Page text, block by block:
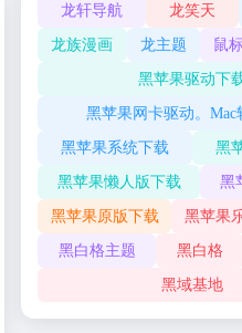
龙轩导航 龙笑天
龙族漫画 龙主题 鼠
黑苹果驱动下
黑苹果网卡驱动。Mac
黑苹果系统下载 黑
黑苹果懒人版下载 黑
黑苹果原版下载 黑苹果
黑白格主题 黑白格
黑域基地